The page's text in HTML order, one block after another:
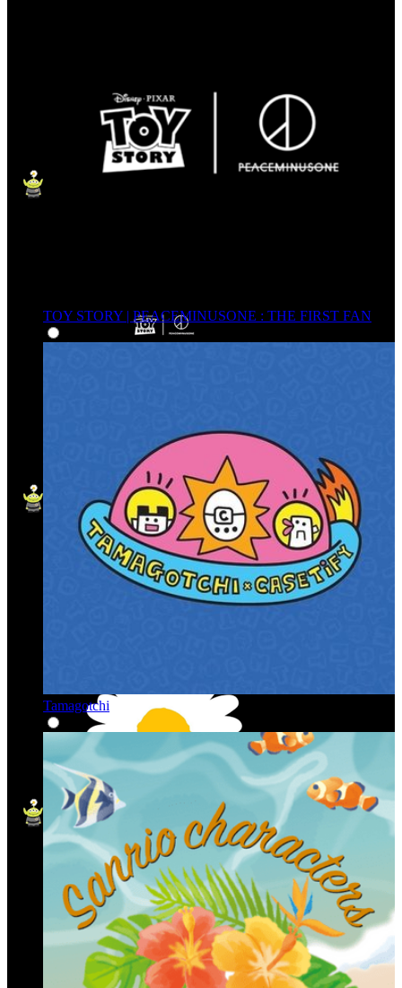
TOY STORY | PEACEMINUSONE : THE FIRST FAN
Tamagotchi